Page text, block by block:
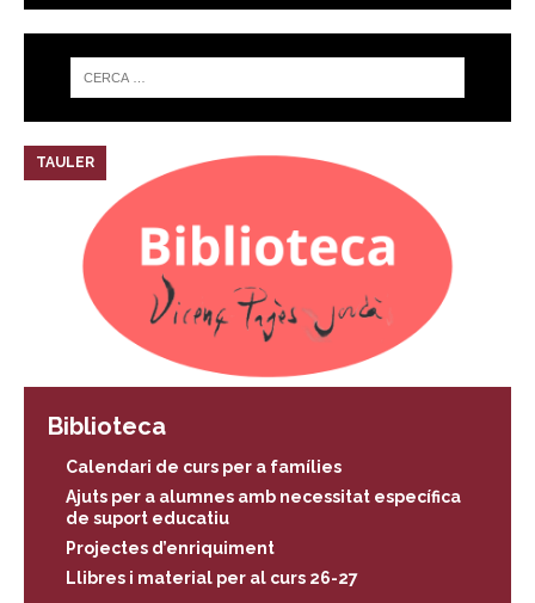
TAULER
Biblioteca
Calendari de curs per a famílies
Ajuts per a alumnes amb necessitat específica
de suport educatiu
Projectes d’enriquiment
Llibres i material per al curs 26-27